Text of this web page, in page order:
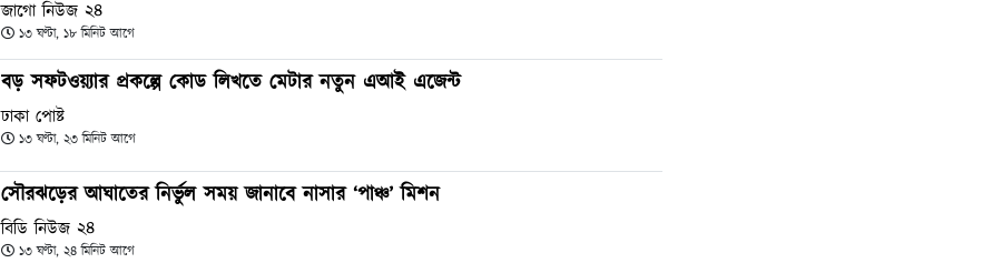
জাগো নিউজ ২৪
১৩ ঘণ্টা, ১৮ মিনিট আগে
বড় সফটওয়্যার প্রকল্পে কোড লিখতে মেটার নতুন এআই এজেন্ট
ঢাকা পোষ্ট
১৩ ঘণ্টা, ২৩ মিনিট আগে
সৌরঝড়ের আঘাতের নির্ভুল সময় জানাবে নাসার ‘পাঞ্চ’ মিশন
বিডি নিউজ ২৪
১৩ ঘণ্টা, ২৪ মিনিট আগে